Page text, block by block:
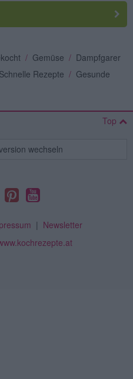
/ Gemüse / Dampfgarer
Schnelle Rezepte / Gesunde
Top
wechseln
| Newsletter